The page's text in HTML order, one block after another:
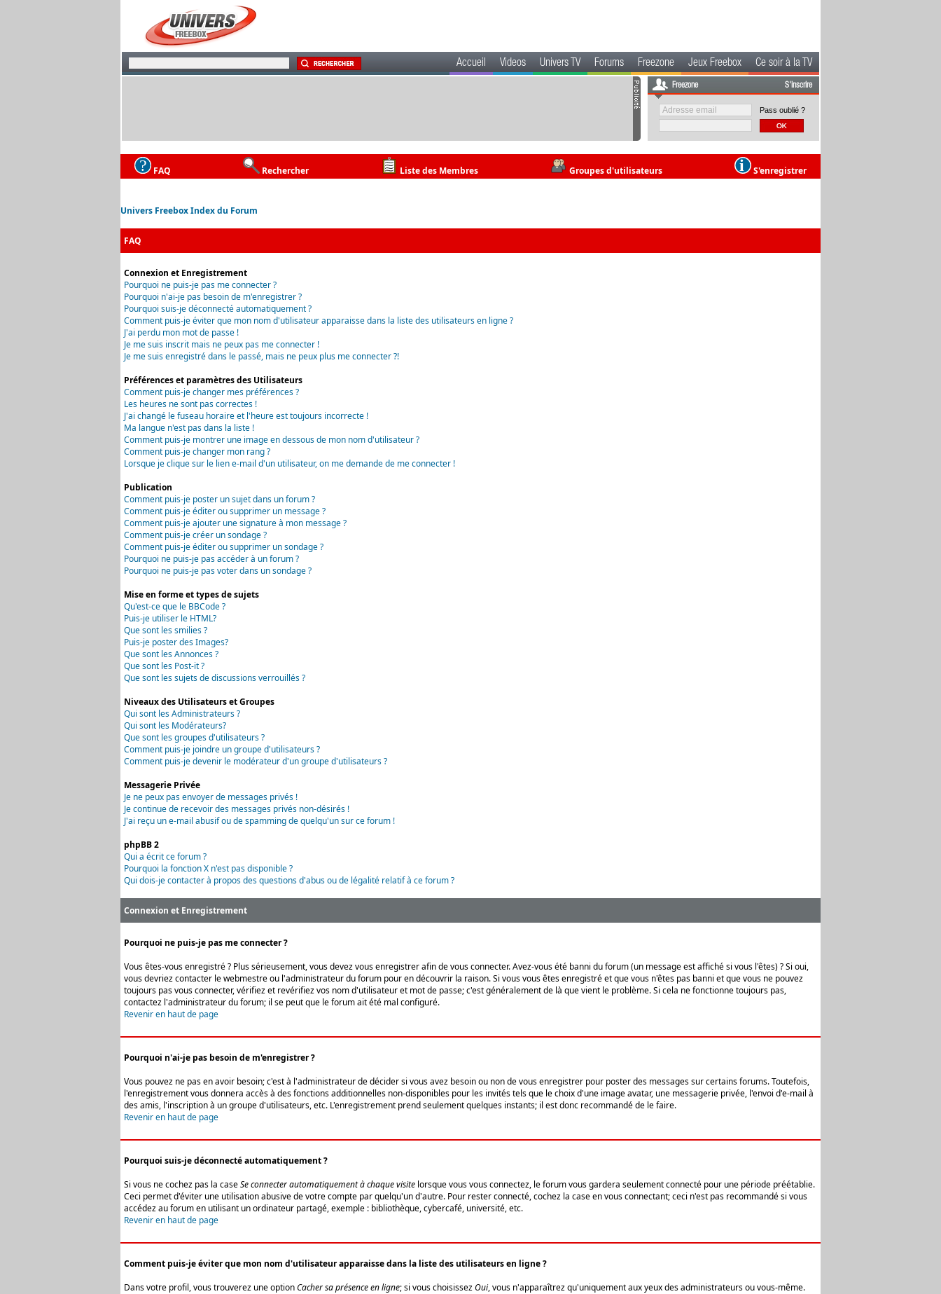
Accueil Videos Univers TV Forums Freezone Jeux Freebox Ce soir à la TV
Freezone S'inscrire
Pass oublié ?
FAQ Rechercher Liste des Membres Groupes d'utilisateurs S'enregistrer
Univers Freebox Index du Forum
FAQ
Connexion et Enregistrement
Pourquoi ne puis-je pas me connecter ?
Pourquoi n'ai-je pas besoin de m'enregistrer ?
Pourquoi suis-je déconnecté automatiquement ?
Comment puis-je éviter que mon nom d'utilisateur apparaisse dans la liste des utilisateurs en ligne ?
J'ai perdu mon mot de passe !
Je me suis inscrit mais ne peux pas me connecter !
Je me suis enregistré dans le passé, mais ne peux plus me connecter ?!
Préférences et paramètres des Utilisateurs
Comment puis-je changer mes préférences ?
Les heures ne sont pas correctes !
J'ai changé le fuseau horaire et l'heure est toujours incorrecte !
Ma langue n'est pas dans la liste !
Comment puis-je montrer une image en dessous de mon nom d'utilisateur ?
Comment puis-je changer mon rang ?
Lorsque je clique sur le lien e-mail d'un utilisateur, on me demande de me connecter !
Publication
Comment puis-je poster un sujet dans un forum ?
Comment puis-je éditer ou supprimer un message ?
Comment puis-je ajouter une signature à mon message ?
Comment puis-je créer un sondage ?
Comment puis-je éditer ou supprimer un sondage ?
Pourquoi ne puis-je pas accéder à un forum ?
Pourquoi ne puis-je pas voter dans un sondage ?
Mise en forme et types de sujets
Qu'est-ce que le BBCode ?
Puis-je utiliser le HTML?
Que sont les smilies ?
Puis-je poster des Images?
Que sont les Annonces ?
Que sont les Post-it ?
Que sont les sujets de discussions verrouillés ?
Niveaux des Utilisateurs et Groupes
Qui sont les Administrateurs ?
Qui sont les Modérateurs?
Que sont les groupes d'utilisateurs ?
Comment puis-je joindre un groupe d'utilisateurs ?
Comment puis-je devenir le modérateur d'un groupe d'utilisateurs ?
Messagerie Privée
Je ne peux pas envoyer de messages privés !
Je continue de recevoir des messages privés non-désirés !
J'ai reçu un e-mail abusif ou de spamming de quelqu'un sur ce forum !
phpBB 2
Qui a écrit ce forum ?
Pourquoi la fonction X n'est pas disponible ?
Qui dois-je contacter à propos des questions d'abus ou de légalité relatif à ce forum ?
Connexion et Enregistrement
Pourquoi ne puis-je pas me connecter ?
Vous êtes-vous enregistré ? Plus sérieusement, vous devez vous enregistrer afin de vous connecter. Avez-vous été banni du forum (un message est affiché si vous l'êtes) ? Si oui,
vous devriez contacter le webmestre ou l'administrateur du forum pour en découvrir la raison. Si vous vous êtes enregistré et que vous n'êtes pas banni et que vous ne pouvez
toujours pas vous connecter, vérifiez et revérifiez vos nom d'utilisateur et mot de passe; c'est généralement de là que vient le problème. Si cela ne fonctionne toujours pas,
contactez l'administrateur du forum; il se peut que le forum ait été mal configuré.
Revenir en haut de page
Pourquoi n'ai-je pas besoin de m'enregistrer ?
Vous pouvez ne pas en avoir besoin; c'est à l'administrateur de décider si vous avez besoin ou non de vous enregistrer pour poster des messages sur certains forums. Toutefois,
l'enregistrement vous donnera accès à des fonctions additionnelles non-disponibles pour les invités tels que le choix d'une image avatar, une messagerie privée, l'envoi d'e-mail à
des amis, l'inscription à un groupe d'utilisateurs, etc. L'enregistrement prend seulement quelques instants; il est donc recommandé de le faire.
Revenir en haut de page
Pourquoi suis-je déconnecté automatiquement ?
Si vous ne cochez pas la caseSe connecter automatiquement à chaque visite lorsque vous vous connectez, le forum vous gardera seulement connecté pour une période préétablie.
Ceci permet d'éviter une utilisation abusive de votre compte par quelqu'un d'autre. Pour rester connecté, cochez la case en vous connectant; ceci n'est pas recommandé si vous
accédez au forum en utilisant un ordinateur partagé, exemple : bibliothèque, cybercafé, université, etc.
Revenir en haut de page
Comment puis-je éviter que mon nom d'utilisateur apparaisse dans la liste des utilisateurs en ligne ?
Dans votre profil, vous trouverez une optionCacher sa présence en ligne; si vous choisissezOui, vous n'apparaîtrez qu'uniquement aux yeux des administrateurs ou vous-même.